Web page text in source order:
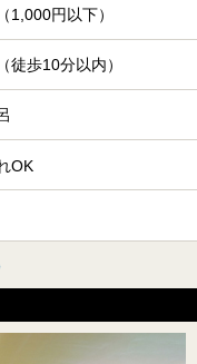
1,000円以下）
徒歩10分以内）
OK